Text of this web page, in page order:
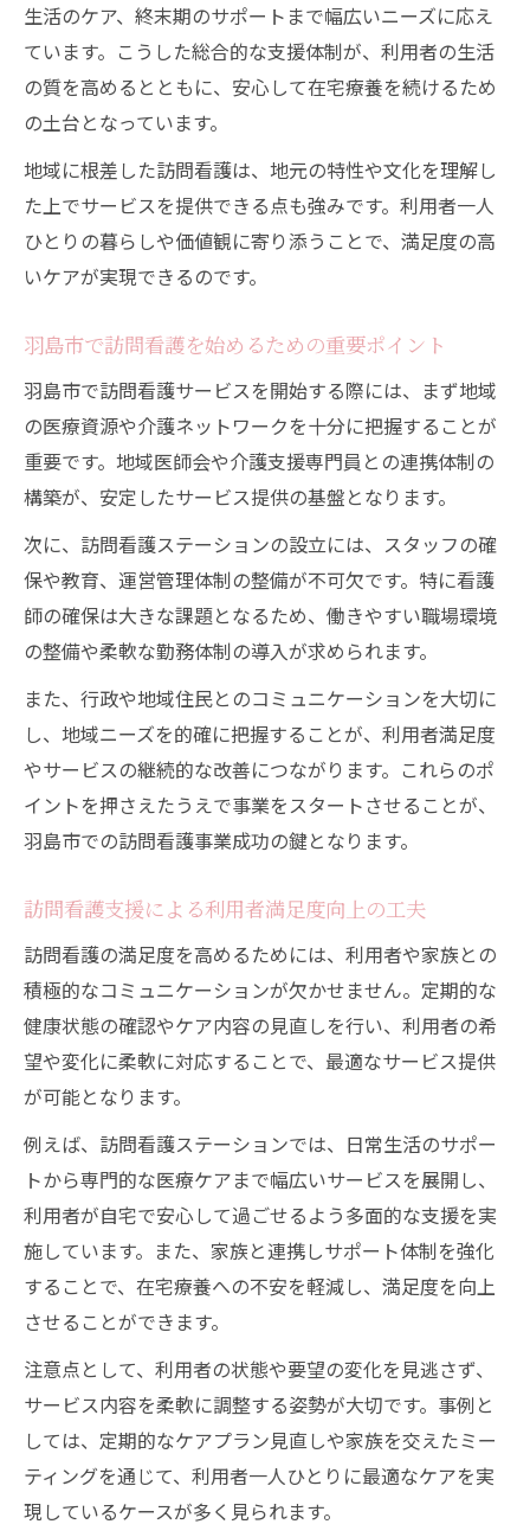
容
利用者から評価される訪問看護支援の魅力
訪問看護の差別化ポイントと成功事例
選ばれる訪問看護支援の現場対応力とは
訪問看護サービス選びで重視すべき基準
訪問看護の現場で役立つ支援方法を考える
訪問看護現場で実践できる支援方法の工夫
点
スタッフ間の連携強化で支援力を高める方
訪問看護支援で役立つICT活用のポイント
現場で支持される訪問看護支援の具体例
地域密着型訪問看護がもたらす利用者満足度
地域密着訪問看護で実現する満足度向上策
訪問看護支援によるご家族の安心感の理由
利用者目線で考える訪問看護の支援の魅力
訪問看護支援で叶える快適な在宅生活の工
夫
地域との協力体制がもたらす支援の強み
訪問看護支援に必要なスタッフ教育の工夫
訪問看護スタッフ教育で大切にしたい視点
法
訪問看護支援で役立つOJTの活かし方
多職種連携を意識した訪問看護スタッフ教
育
生活のケア、終末期のサポートまで幅広いニーズに応え
ています。こうした総合的な支援体制が、利用者の生活
の質を高めるとともに、安心して在宅療養を続けるため
の土台となっています。
地域に根差した訪問看護は、地元の特性や文化を理解し
た上でサービスを提供できる点も強みです。利用者一人
ひとりの暮らしや価値観に寄り添うことで、満足度の高
いケアが実現できるのです。
羽島市で訪問看護を始めるための重要ポイント
羽島市で訪問看護サービスを開始する際には、まず地域
の医療資源や介護ネットワークを十分に把握することが
重要です。地域医師会や介護支援専門員との連携体制の
構築が、安定したサービス提供の基盤となります。
次に、訪問看護ステーションの設立には、スタッフの確
保や教育、運営管理体制の整備が不可欠です。特に看護
師の確保は大きな課題となるため、働きやすい職場環境
の整備や柔軟な勤務体制の導入が求められます。
また、行政や地域住民とのコミュニケーションを大切に
し、地域ニーズを的確に把握することが、利用者満足度
やサービスの継続的な改善につながります。これらのポ
イントを押さえたうえで事業をスタートさせることが、
羽島市での訪問看護事業成功の鍵となります。
訪問看護支援による利用者満足度向上の工夫
訪問看護の満足度を高めるためには、利用者や家族との
積極的なコミュニケーションが欠かせません。定期的な
健康状態の確認やケア内容の見直しを行い、利用者の希
望や変化に柔軟に対応することで、最適なサービス提供
が可能となります。
例えば、訪問看護ステーションでは、日常生活のサポー
トから専門的な医療ケアまで幅広いサービスを展開し、
利用者が自宅で安心して過ごせるよう多面的な支援を実
施しています。また、家族と連携しサポート体制を強化
することで、在宅療養への不安を軽減し、満足度を向上
させることができます。
注意点として、利用者の状態や要望の変化を見逃さず、
サービス内容を柔軟に調整する姿勢が大切です。事例と
しては、定期的なケアプラン見直しや家族を交えたミー
ティングを通じて、利用者一人ひとりに最適なケアを実
現しているケースが多く見られます。